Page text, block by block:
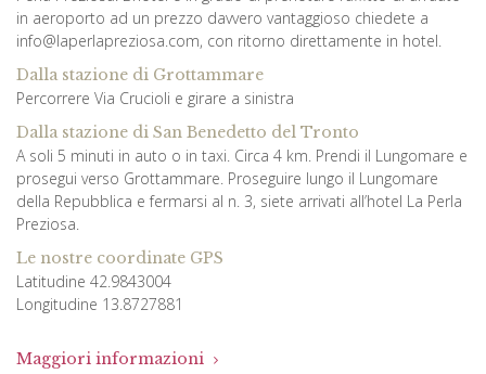
in aeroporto ad un prezzo davvero vantaggioso chiedete a
info@laperlapreziosa.com, con ritorno direttamente in hotel.
Dalla stazione di Grottammare
Percorrere Via Crucioli e girare a sinistra
Dalla stazione di San Benedetto del Tronto
A soli 5 minuti in auto o in taxi. Circa 4 km. Prendi il Lungomare e
prosegui verso Grottammare. Proseguire lungo il Lungomare
della Repubblica e fermarsi al n. 3, siete arrivati all’hotel La Perla
Preziosa.
Le nostre coordinate GPS
Latitudine 42.9843004
Longitudine 13.8727881
Maggiori informazioni